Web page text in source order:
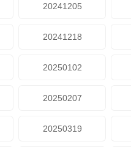
20241205
20241218
20250102
20250207
20250319